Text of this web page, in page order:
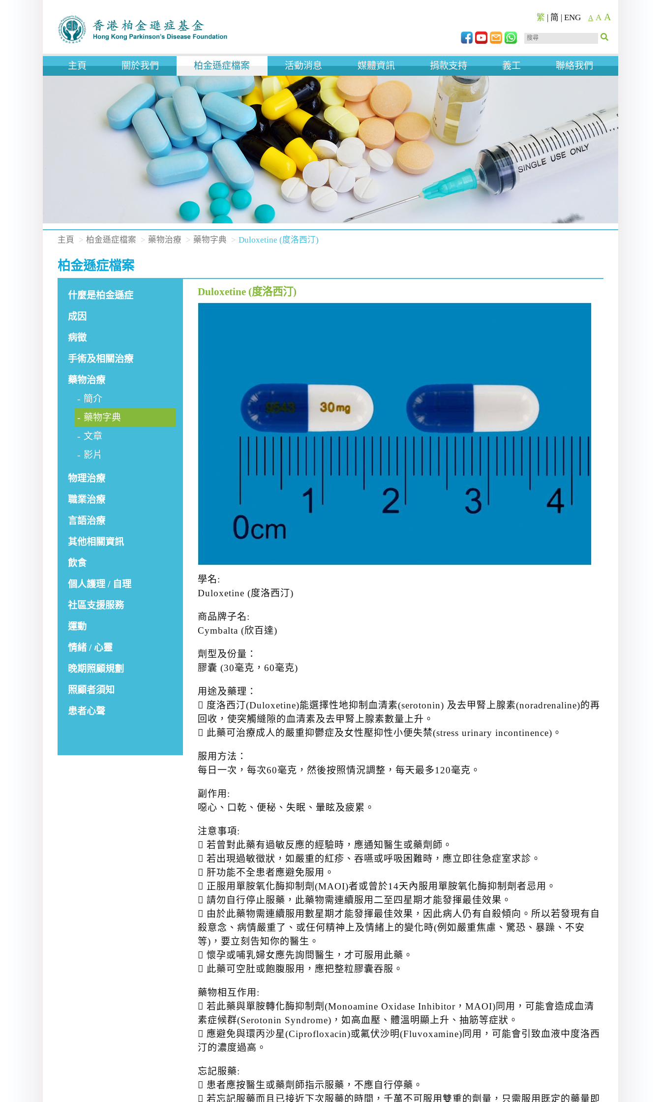
繁 | 简 | ENG A A A
主頁 關於我們 柏金遜症檔案 活動消息 媒體資訊 捐款支持 義工 聯絡我們
主頁 柏金遜症檔案 藥物治療 藥物字典 Duloxetine (度洛西汀)
柏金遜症檔案
什麼是柏金遜症
成因
病徵
手術及相關治療
藥物治療
簡介
藥物字典
文章
影片
物理治療
職業治療
言語治療
其他相關資訊
飲食
個人護理 / 自理
社區支援服務
運動
情緒 / 心靈
晚期照顧規劃
照顧者須知
患者心聲
Duloxetine (度洛西汀)
學名:
Duloxetine (度洛西汀)
商品牌子名:
Cymbalta (欣百達)
劑型及份量：
膠囊 (30毫克，60毫克)
用途及藥理：
 度洛西汀(Duloxetine)能選擇性地抑制血清素(serotonin) 及去甲腎上腺素(noradrenaline)的再
回收，使突觸縫隙的血清素及去甲腎上腺素數量上升。
 此藥可治療成人的嚴重抑鬱症及女性壓抑性小便失禁(stress urinary incontinence)。
服用方法：
每日一次，每次60毫克，然後按照情況調整，每天最多120毫克。
副作用:
噁心、口乾、便秘、失眠、暈眩及疲累。
注意事項:
 若曾對此藥有過敏反應的經驗時，應通知醫生或藥劑師。
 若出現過敏徵狀，如嚴重的紅疹、吞嚥或呼吸困難時，應立即往急症室求診。
 肝功能不全患者應避免服用。
 正服用單胺氧化酶抑制劑(MAOI)者或曾於14天內服用單胺氧化酶抑制劑者忌用。
 請勿自行停止服藥，此藥物需連續服用二至四星期才能發揮最佳效果。
 由於此藥物需連續服用數星期才能發揮最佳效果，因此病人仍有自殺傾向。所以若發現有自
殺意念、病情嚴重了、或任何精神上及情緒上的變化時(例如嚴重焦慮、驚恐、暴躁、不安
等)，要立刻告知你的醫生。
 懷孕或哺乳婦女應先詢問醫生，才可服用此藥。
 此藥可空肚或飽腹服用，應把整粒膠囊吞服。
藥物相互作用:
 若此藥與單胺轉化酶抑制劑(Monoamine Oxidase Inhibitor，MAOI)同用，可能會造成血清
素症候群(Serotonin Syndrome)，如高血壓、體溫明顯上升、抽筋等症狀。
 應避免與環丙沙星(Ciprofloxacin)或氟伏沙明(Fluvoxamine)同用，可能會引致血液中度洛西
汀的濃度過高。
忘記服藥:
 患者應按醫生或藥劑師指示服藥，不應自行停藥。
 若忘記服藥而且已接近下次服藥的時間，千萬不可服用雙重的劑量，只需服用既定的藥量即